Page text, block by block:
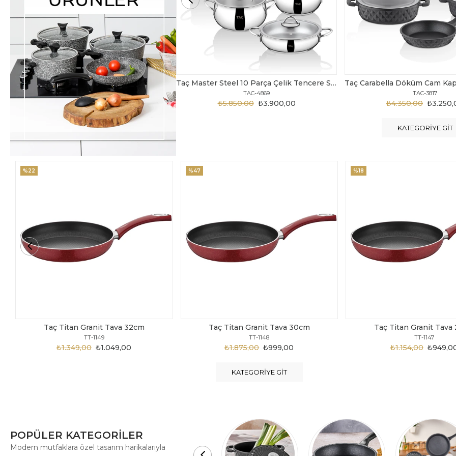
TAC-4869
₺3.900,00
₺5.850,00
Taç Carabella Döküm Cam Kapak 7 Parça Tencere Seti Siyah
TAC-3817
₺3.250,00
₺4.350,00
TAC-3730
₺6.300,00
KATEGORIYE GIT
Taç Titan Granit Tava 30cm
TT-1148
₺999,00
₺1.875,00
%47
Taç Titan Granit Tava 28cm
TT-1147
₺949,00
₺1.154,00
%18
Taç Titan Granit Tava
TT-1146
₺1.124,00
%20
KATEGORIYE GIT
POPÜLER KATEGORİLER
Modern mutfaklara özel tasarım harikalarıyla